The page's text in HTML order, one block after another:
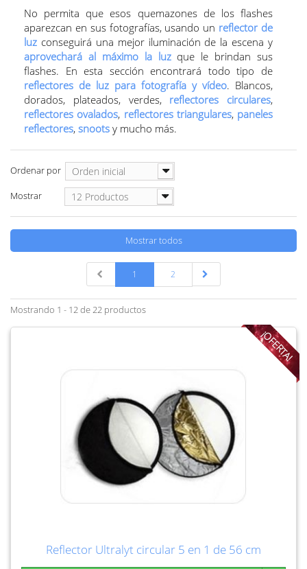
No permita que esos quemazones de los flashes
aparezcan en sus fotografías, usando un reflector de
luz conseguirá una mejor iluminación de la escena y
aprovechará al máximo la luzque le brindan sus
flashes. En esta sección encontrará todo tipo de
reflectores de luz para fotografía y vídeo. Blancos,
dorados, plateados, verdes, reflectores circulares,
reflectores ovalados, reflectores triangulares, paneles
reflectores, snoots y mucho más.
Ordenar por Orden inicial
Mostrar 12 Productos
Mostrar todos
1 2
Mostrando 1 - 12 de 22 productos
¡OFERTA!
Reflector Ultralyt circular 5 en 1 de 56 cm